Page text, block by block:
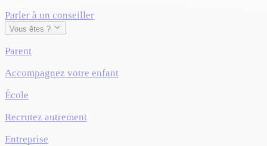
Parler à un conseiller
Vous êtes ?
Parent
Accompagnez votre enfant
École
Recrutez autrement
Entreprise